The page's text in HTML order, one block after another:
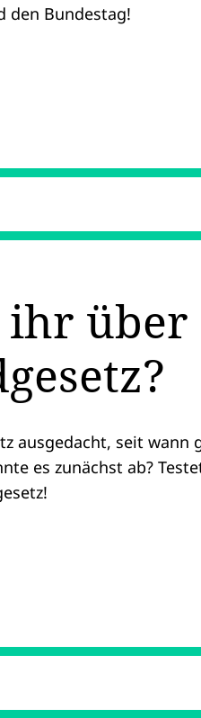
den Bundestag!
ihr über
ausgedacht, seit wann
es zunächst ab?